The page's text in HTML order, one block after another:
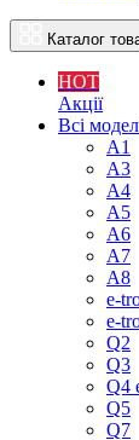
Каталог
HOT
Акції
Всі
A1
A3
A4
A5
A6
A7
A8
e-
e-
Q2
Q3
Q4
Q5
Q7